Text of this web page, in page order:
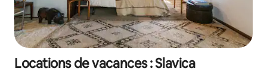
Locations de vacances : Slavica